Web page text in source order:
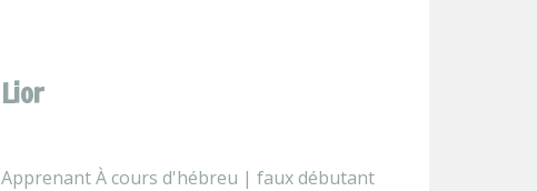
Lior
Apprenant À cours d'hébreu | faux débutant